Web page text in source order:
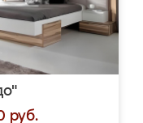
руб.